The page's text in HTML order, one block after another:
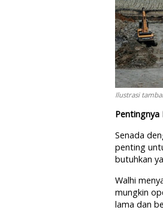
Ilustrasi
Pentingnya
Senada
penting
butuhkan
Walhi
mungkin
lama dan